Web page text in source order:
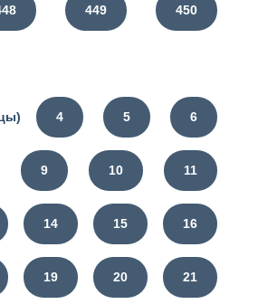
449 450
4 5 6
9 10 11
14 15 16
19 20 21